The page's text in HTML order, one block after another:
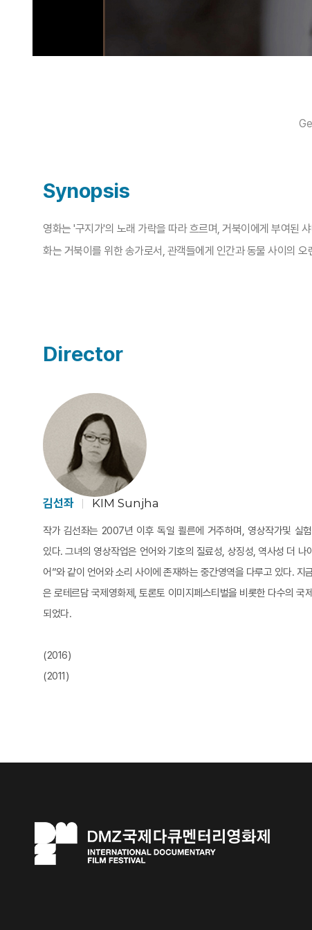
Synopsis
영화는 '구지가'의 노래 가락을 따라 흐르며, 거북이에게 부여된
화는 거북이를 위한 송가로서, 관객들에게 인간과 동물 사이의
Director
김선좌 KIM Sunjha
작가 김선좌는 2007년 이후 독일 쾰른에 거주하며, 영상작가및 실
있다. 그녀의 영상작업은 언어와 기호의 질료성, 상징성, 역사성 더 나
어”와 같이 언어와 소리 사이에 존재하는 중간영역을 다루고 있다. 지
은 로테르담 국제영화제, 토론토 이미지페스티벌을 비롯한 다수의 국
되었다.
(2016)
(2011)